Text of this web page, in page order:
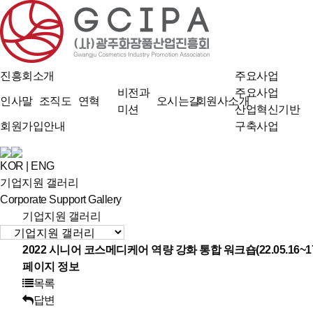
진흥회소개
인사말 조직도 연혁
비전과
미션
오시는길회원사소개
회원가입안내
주요사업
주요사업
산업혁신기반
구축사업
KOR
ENG
기업지원 갤러리
Corporate Support Gallery
기업지원 갤러리
2022 시니어 코스메디케어 역량 강화 통합 워크숍
페이지 정보
목록
답변